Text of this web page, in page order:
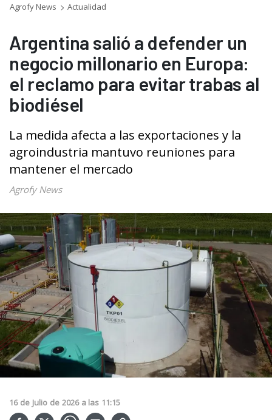
Agrofy News Actualidad
Argentina salió a defender un
negocio millonario en Europa:
el reclamo para evitar trabas al
biodiésel
La medida afecta a las exportaciones y la
agroindustria mantuvo reuniones para
mantener el mercado
Agrofy News
16 de Julio de 2026 a las 11:15